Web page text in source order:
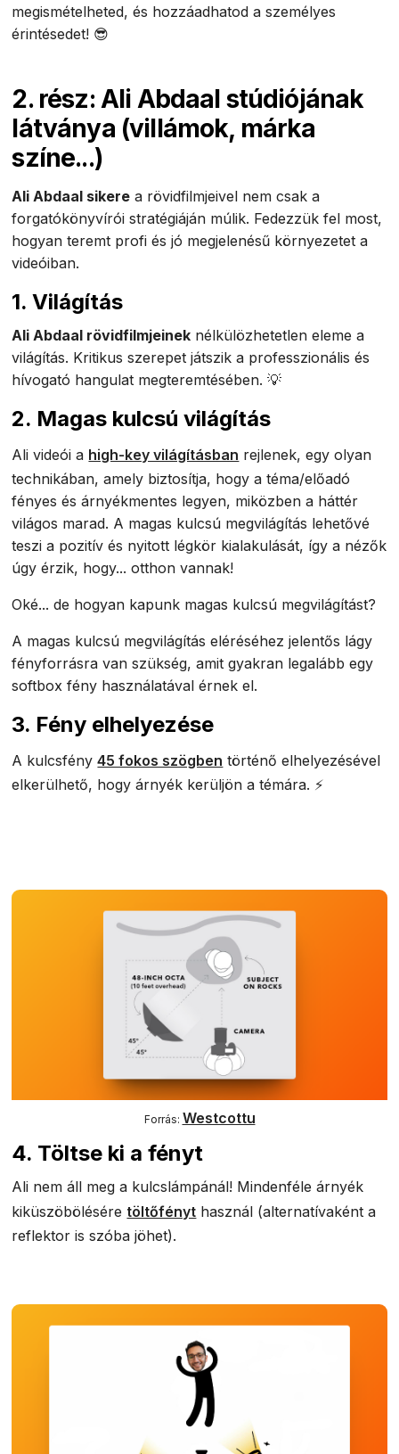
megismételheted, és hozzáadhatod a személyes
érintésedet! 😎
2. rész: Ali Abdaal stúdiójának
látványa (villámok, márka
színe...)
Ali Abdaal sikere a rövidfilmjeivel nem csak a
forgatókönyvírói stratégiáján múlik. Fedezzük fel most,
hogyan teremt profi és jó megjelenésű környezetet a
videóiban.
1. Világítás
Ali Abdaal rövidfilmjeinek nélkülözhetetlen eleme a
világítás. Kritikus szerepet játszik a professzionális és
hívogató hangulat megteremtésében. 💡
2. Magas kulcsú világítás
Ali videói a high-key világításban rejlenek, egy olyan
technikában, amely biztosítja, hogy a téma/előadó
fényes és árnyékmentes legyen, miközben a háttér
világos marad. A magas kulcsú megvilágítás lehetővé
teszi a pozitív és nyitott légkör kialakulását, így a nézők
úgy érzik, hogy... otthon vannak!
Oké... de hogyan kapunk magas kulcsú megvilágítást?
A magas kulcsú megvilágítás eléréséhez jelentős lágy
fényforrásra van szükség, amit gyakran legalább egy
softbox fény használatával érnek el.
3. Fény elhelyezése
A kulcsfény45 fokos szögben történő elhelyezésével
elkerülhető, hogy árnyék kerüljön a témára. ⚡
Forrás: Westcottu
4. Töltse ki a fényt
Ali nem áll meg a kulcslámpánál! Mindenféle árnyék
kiküszöbölésére töltőfényt használ (alternatívaként a
reflektor is szóba jöhet).